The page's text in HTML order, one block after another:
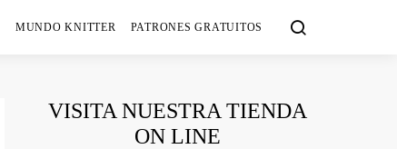
MUNDO KNITTER PATRONES GRATUITOS
VISITA NUESTRA TIENDA
ON LINE